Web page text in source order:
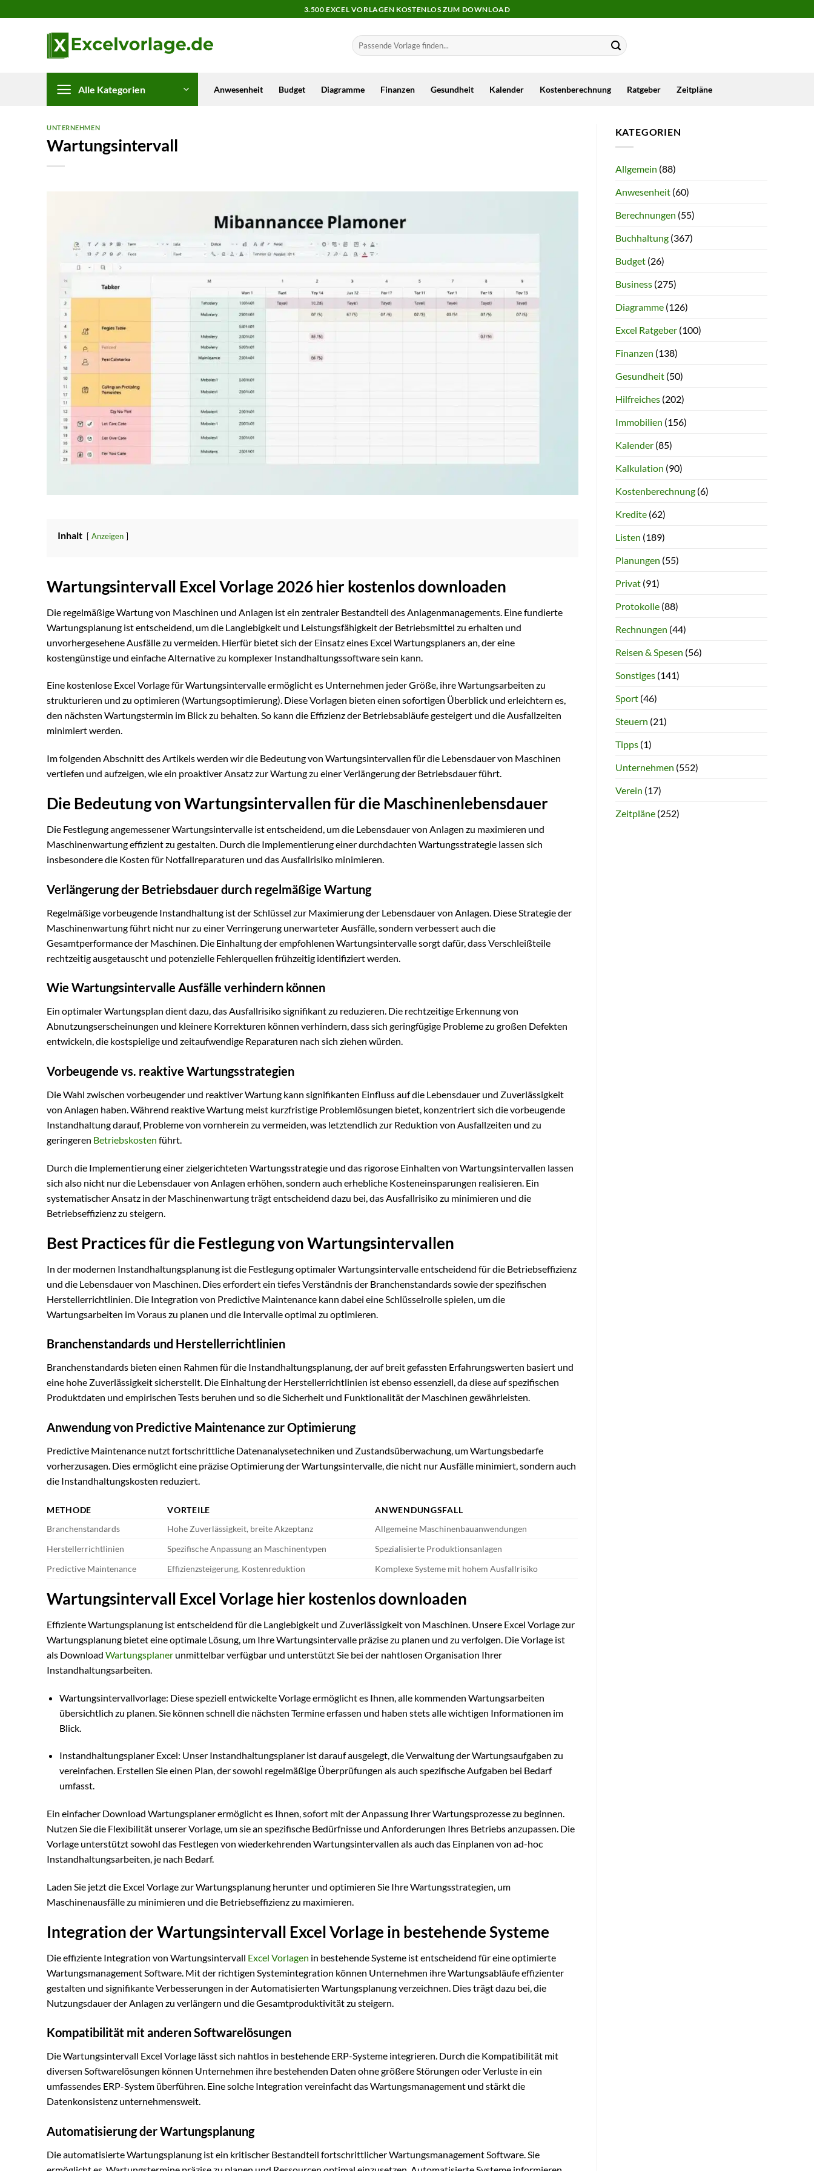
Inhalt
3.500 EXCEL VORLAGEN KOSTENLOS ZUM DOWNLOAD
Alle Kategorien Anwesenheit Budget Diagramme Finanzen Gesundheit Kalender Kostenberechnung Ratgeber Zeitpläne
UNTERNEHMEN
Wartungsintervall
Inhalt Anzeigen
Wartungsintervall Excel Vorlage 2026 hier kostenlos downloaden
Die regelmäßige Wartung von Maschinen und Anlagen ist ein zentraler Bestandteil des Anlagenmanagements. Eine fundierte
Wartungsplanung ist entscheidend, um die Langlebigkeit und Leistungsfähigkeit der Betriebsmittel zu erhalten und
unvorhergesehene Ausfälle zu vermeiden. Hierfür bietet sich der Einsatz eines Excel Wartungsplaners an, der eine
kostengünstige und einfache Alternative zu komplexer Instandhaltungssoftware sein kann.
Eine kostenlose Excel Vorlage für Wartungsintervalle ermöglicht es Unternehmen jeder Größe, ihre Wartungsarbeiten zu
strukturieren und zu optimieren (Wartungsoptimierung). Diese Vorlagen bieten einen sofortigen Überblick und erleichtern es,
den nächsten Wartungstermin im Blick zu behalten. So kann die Effizienz der Betriebsabläufe gesteigert und die Ausfallzeiten
minimiert werden.
Im folgenden Abschnitt des Artikels werden wir die Bedeutung von Wartungsintervallen für die Lebensdauer von Maschinen
vertiefen und aufzeigen, wie ein proaktiver Ansatz zur Wartung zu einer Verlängerung der Betriebsdauer führt.
Die Bedeutung von Wartungsintervallen für die Maschinenlebensdauer
Die Festlegung angemessener Wartungsintervalle ist entscheidend, um die Lebensdauer von Anlagen zu maximieren und
Maschinenwartung effizient zu gestalten. Durch die Implementierung einer durchdachten Wartungsstrategie lassen sich
insbesondere die Kosten für Notfallreparaturen und das Ausfallrisiko minimieren.
Verlängerung der Betriebsdauer durch regelmäßige Wartung
Regelmäßige vorbeugende Instandhaltung ist der Schlüssel zur Maximierung der Lebensdauer von Anlagen. Diese Strategie der
Maschinenwartung führt nicht nur zu einer Verringerung unerwarteter Ausfälle, sondern verbessert auch die
Gesamtperformance der Maschinen. Die Einhaltung der empfohlenen Wartungsintervalle sorgt dafür, dass Verschleißteile
rechtzeitig ausgetauscht und potenzielle Fehlerquellen frühzeitig identifiziert werden.
Wie Wartungsintervalle Ausfälle verhindern können
Ein optimaler Wartungsplan dient dazu, das Ausfallrisiko signifikant zu reduzieren. Die rechtzeitige Erkennung von
Abnutzungserscheinungen und kleinere Korrekturen können verhindern, dass sich geringfügige Probleme zu großen Defekten
entwickeln, die kostspielige und zeitaufwendige Reparaturen nach sich ziehen würden.
Vorbeugende vs. reaktive Wartungsstrategien
Die Wahl zwischen vorbeugender und reaktiver Wartung kann signifikanten Einfluss auf die Lebensdauer und Zuverlässigkeit
von Anlagen haben. Während reaktive Wartung meist kurzfristige Problemlösungen bietet, konzentriert sich die vorbeugende
Instandhaltung darauf, Probleme von vornherein zu vermeiden, was letztendlich zur Reduktion von Ausfallzeiten und zu
geringeren Betriebskosten führt.
Durch die Implementierung einer zielgerichteten Wartungsstrategie und das rigorose Einhalten von Wartungsintervallen lassen
sich also nicht nur die Lebensdauer von Anlagen erhöhen, sondern auch erhebliche Kosteneinsparungen realisieren. Ein
systematischer Ansatz in der Maschinenwartung trägt entscheidend dazu bei, das Ausfallrisiko zu minimieren und die
Betriebseffizienz zu steigern.
Best Practices für die Festlegung von Wartungsintervallen
In der modernen Instandhaltungsplanung ist die Festlegung optimaler Wartungsintervalle entscheidend für die Betriebseffizienz
und die Lebensdauer von Maschinen. Dies erfordert ein tiefes Verständnis der Branchenstandards sowie der spezifischen
Herstellerrichtlinien. Die Integration von Predictive Maintenance kann dabei eine Schlüsselrolle spielen, um die
Wartungsarbeiten im Voraus zu planen und die Intervalle optimal zu optimieren.
Branchenstandards und Herstellerrichtlinien
Branchenstandards bieten einen Rahmen für die Instandhaltungsplanung, der auf breit gefassten Erfahrungswerten basiert und
eine hohe Zuverlässigkeit sicherstellt. Die Einhaltung der Herstellerrichtlinien ist ebenso essenziell, da diese auf spezifischen
Produktdaten und empirischen Tests beruhen und so die Sicherheit und Funktionalität der Maschinen gewährleisten.
Anwendung von Predictive Maintenance zur Optimierung
Predictive Maintenance nutzt fortschrittliche Datenanalysetechniken und Zustandsüberwachung, um Wartungsbedarfe
vorherzusagen. Dies ermöglicht eine präzise Optimierung der Wartungsintervalle, die nicht nur Ausfälle minimiert, sondern auch
die Instandhaltungskosten reduziert.
METHODE VORTEILE
ANWENDUNGSFALL
Branchenstandards
Hohe Zuverlässigkeit, breite Akzeptanz
Allgemeine Maschinenbauanwendungen
Herstellerrichtlinien
Spezifische Anpassung an Maschinentypen
Spezialisierte Produktionsanlagen
Predictive Maintenance
Effizienzsteigerung, Kostenreduktion Komplexe Systeme mit hohem Ausfallrisiko
Wartungsintervall Excel Vorlage hier kostenlos downloaden
Effiziente Wartungsplanung ist entscheidend für die Langlebigkeit und Zuverlässigkeit von Maschinen. Unsere Excel Vorlage zur
Wartungsplanung bietet eine optimale Lösung, um Ihre Wartungsintervalle präzise zu planen und zu verfolgen. Die Vorlage ist
als Download Wartungsplaner unmittelbar verfügbar und unterstützt Sie bei der nahtlosen Organisation Ihrer
Instandhaltungsarbeiten.
Wartungsintervallvorlage: Diese speziell entwickelte Vorlage ermöglicht es Ihnen, alle kommenden Wartungsarbeiten
übersichtlich zu planen. Sie können schnell die nächsten Termine erfassen und haben stets alle wichtigen Informationen im
Blick.
Instandhaltungsplaner Excel: Unser Instandhaltungsplaner ist darauf ausgelegt, die Verwaltung der Wartungsaufgaben zu
vereinfachen. Erstellen Sie einen Plan, der sowohl regelmäßige Überprüfungen als auch spezifische Aufgaben bei Bedarf
umfasst.
Ein einfacher Download Wartungsplaner ermöglicht es Ihnen, sofort mit der Anpassung Ihrer Wartungsprozesse zu beginnen.
Nutzen Sie die Flexibilität unserer Vorlage, um sie an spezifische Bedürfnisse und Anforderungen Ihres Betriebs anzupassen. Die
Vorlage unterstützt sowohl das Festlegen von wiederkehrenden Wartungsintervallen als auch das Einplanen von ad-hoc
Instandhaltungsarbeiten, je nach Bedarf.
Laden Sie jetzt die Excel Vorlage zur Wartungsplanung herunter und optimieren Sie Ihre Wartungsstrategien, um
Maschinenausfälle zu minimieren und die Betriebseffizienz zu maximieren.
Integration der Wartungsintervall Excel Vorlage in bestehende Systeme
Die effiziente Integration von Wartungsintervall Excel Vorlagen in bestehende Systeme ist entscheidend für eine optimierte
Wartungsmanagement Software. Mit der richtigen Systemintegration können Unternehmen ihre Wartungsabläufe effizienter
gestalten und signifikante Verbesserungen in der Automatisierten Wartungsplanung verzeichnen. Dies trägt dazu bei, die
Nutzungsdauer der Anlagen zu verlängern und die Gesamtproduktivität zu steigern.
Kompatibilität mit anderen Softwarelösungen
Die Wartungsintervall Excel Vorlage lässt sich nahtlos in bestehende ERP-Systeme integrieren. Durch die Kompatibilität mit
diversen Softwarelösungen können Unternehmen ihre bestehenden Daten ohne größere Störungen oder Verluste in ein
umfassendes ERP-System überführen. Eine solche Integration vereinfacht das Wartungsmanagement und stärkt die
Datenkonsistenz unternehmensweit.
Automatisierung der Wartungsplanung
Die automatisierte Wartungsplanung ist ein kritischer Bestandteil fortschrittlicher Wartungsmanagement Software. Sie
KATEGORIEN
Allgemein (88)
Anwesenheit(60)
Berechnungen (55)
Buchhaltung(367)
Budget(26)
Business(275)
Diagramme(126)
Excel Ratgeber(100)
Finanzen (138)
Gesundheit(50)
Hilfreiches(202)
Immobilien (156)
Kalender(85)
Kalkulation (90)
Kostenberechnung(6)
Kredite(62)
Listen (189)
Planungen (55)
Privat(91)
Protokolle(88)
Rechnungen (44)
Reisen & Spesen (56)
Sonstiges(141)
Sport(46)
Steuern (21)
Tipps(1)
Unternehmen (552)
Verein (17)
Zeitpläne(252)